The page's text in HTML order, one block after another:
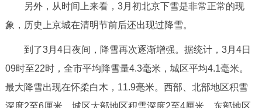
ITALIANO
回到顶部
另外，从时间上来看，3月初北京下雪是非常正常的现
象，历史上京城在清明节前后还出现过降雪。
到了3月4日夜间，降雪再次逐渐增强。据统计，3月4日
09时至22时，全市平均降雪量4.3毫米，城区平均4.1毫米。
最大降雪出现在怀柔白木，11.9毫米。西部、北部地区积雪
深度2至6厘米，城区大部地区积雪深度2至4厘米，东部地区